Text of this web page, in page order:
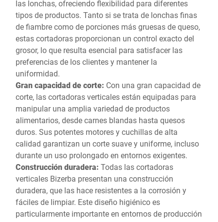
las lonchas, ofreciendo flexibilidad para diferentes
tipos de productos. Tanto si se trata de lonchas finas
de fiambre como de porciones más gruesas de queso,
estas cortadoras proporcionan un control exacto del
grosor, lo que resulta esencial para satisfacer las
preferencias de los clientes y mantener la
uniformidad.
Gran capacidad de corte: Con una gran capacidad de
corte, las cortadoras verticales están equipadas para
manipular una amplia variedad de productos
alimentarios, desde carnes blandas hasta quesos
duros. Sus potentes motores y cuchillas de alta
calidad garantizan un corte suave y uniforme, incluso
durante un uso prolongado en entornos exigentes.
Construcción duradera: Todas las cortadoras
verticales Bizerba presentan una construcción
duradera, que las hace resistentes a la corrosión y
fáciles de limpiar. Este diseño higiénico es
particularmente importante en entornos de producción